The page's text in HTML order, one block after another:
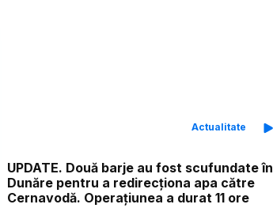
Actualitate
UPDATE. Două barje au fost scufundate în
Dunăre pentru a redirecționa apa către
Cernavodă. Operațiunea a durat 11 ore